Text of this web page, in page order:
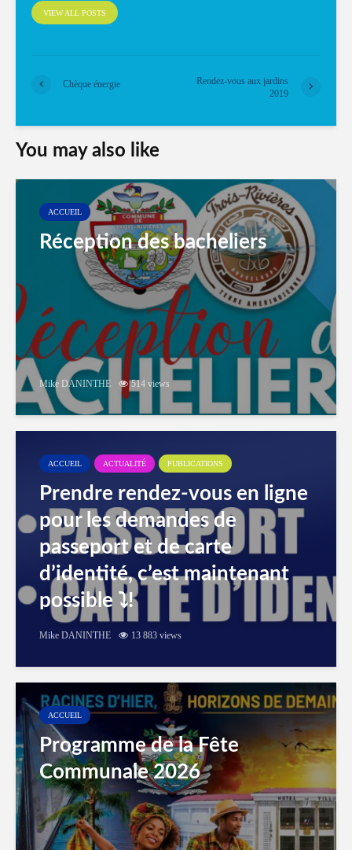
VIEW ALL POSTS
Chèque énergie
Rendez-vous aux jardins
2019
You may also like
ACCUEIL
Réception des bacheliers
Mike DANINTHE 514 views
ACCUEIL ACTUALITÉ PUBLICATIONS
Prendre rendez-vous en ligne
pour les demandes de
passeport et de carte
d’identité, c’est maintenant
possible ⤵️!
Mike DANINTHE 13 883 views
ACCUEIL
Programme de la Fête
Communale 2026